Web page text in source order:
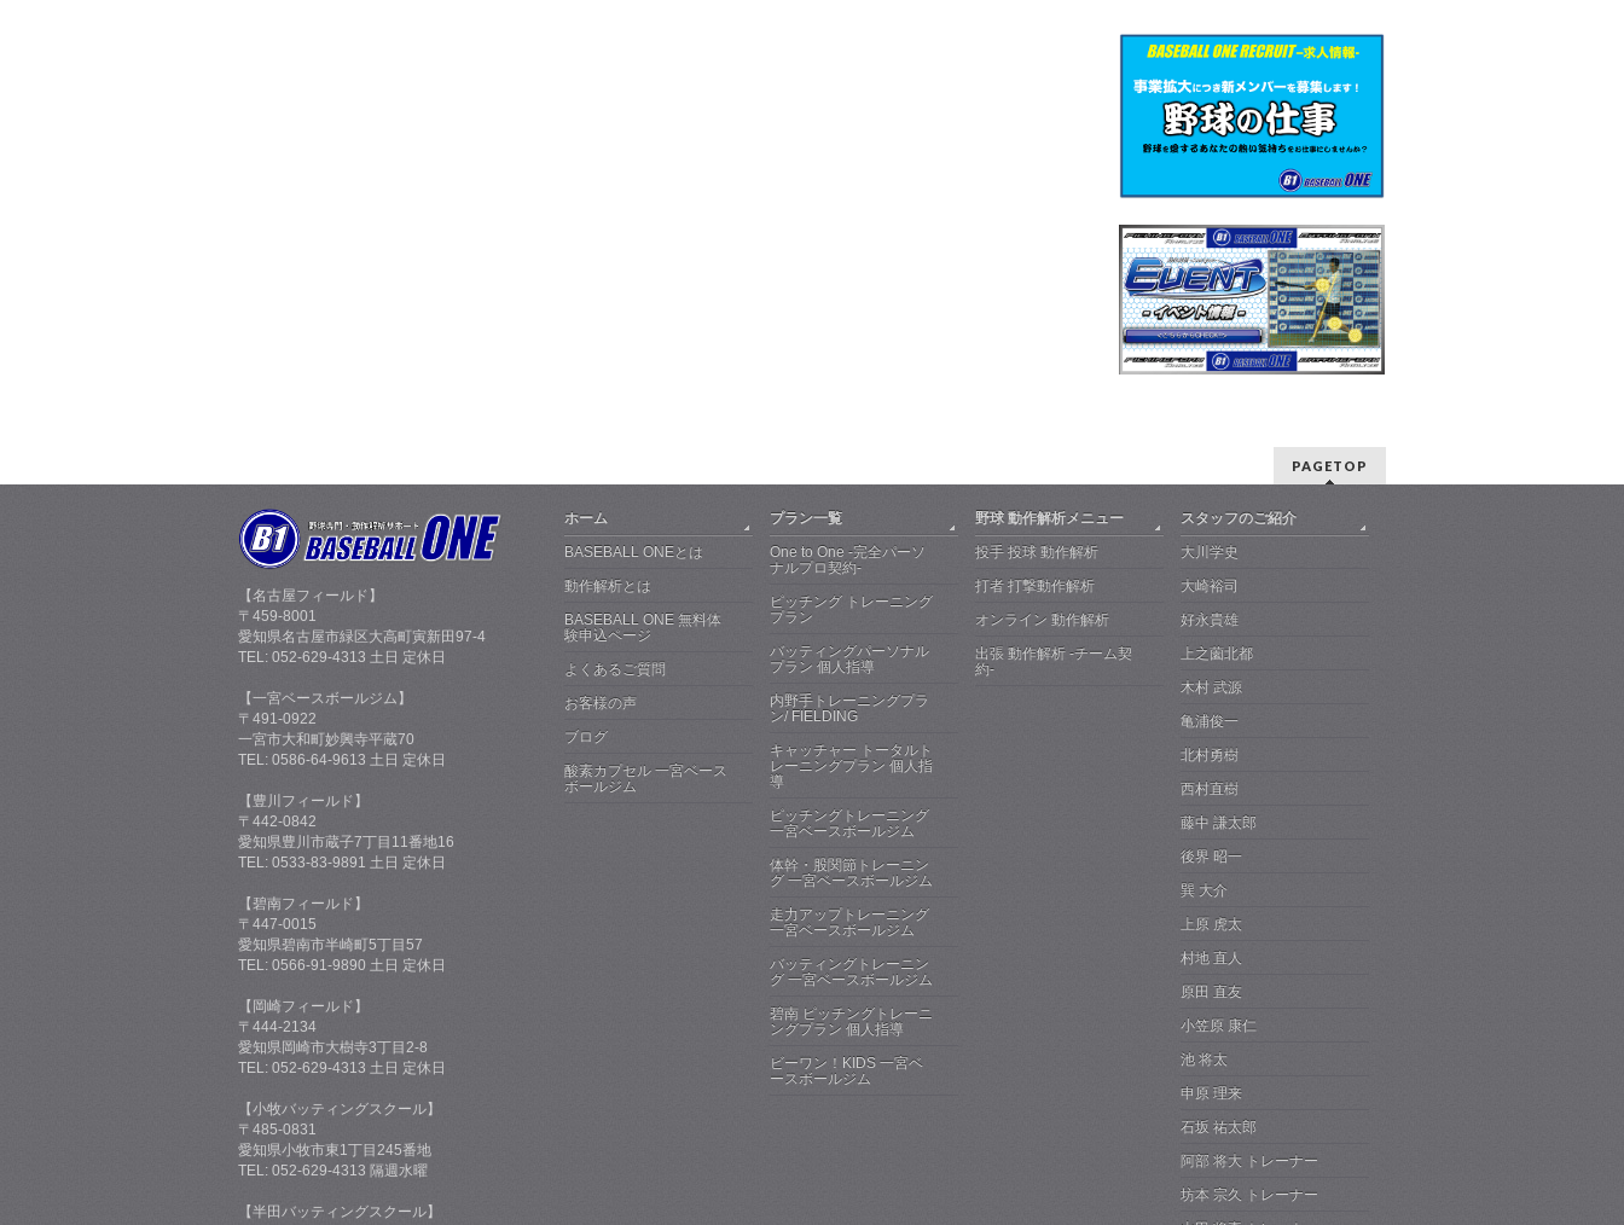
PAGETOP
【名古屋フィールド】
〒459-8001
愛知県名古屋市緑区大高町寅新田97-4
TEL: 052-629-4313 土日 定休日
【一宮ベースボールジム】
〒491-0922
一宮市大和町妙興寺平蔵70
TEL: 0586-64-9613 土日 定休日
【豊川フィールド】
〒442-0842
愛知県豊川市蔵子7丁目11番地16
TEL: 0533-83-9891 土日 定休日
【碧南フィールド】
〒447-0015
愛知県碧南市半崎町5丁目57
TEL: 0566-91-9890 土日 定休日
【岡崎フィールド】
〒444-2134
愛知県岡崎市大樹寺3丁目2-8
TEL: 052-629-4313 土日 定休日
【小牧バッティングスクール】
〒485-0831
愛知県小牧市東1丁目245番地
TEL: 052-629-4313 隔週水曜
【半田バッティングスクール】
ホーム
BASEBALL ONEとは
動作解析とは
BASEBALL ONE 無料体
験申込ページ
よくあるご質問
お客様の声
ブログ
酸素カプセル 一宮ベース
ボールジム
プラン一覧
One to One -完全パーソ
ナルプロ契約-
ピッチング トレーニング
プラン
バッティングパーソナル
プラン 個人指導
内野手トレーニングプラ
ン/ FIELDING
キャッチャー トータルト
レーニングプラン 個人指
導
ピッチングトレーニング
一宮ベースボールジム
体幹・股関節トレーニン
グ 一宮ベースボールジム
走力アップトレーニング
一宮ベースボールジム
バッティングトレーニン
グ 一宮ベースボールジム
碧南 ピッチングトレーニ
ングプラン 個人指導
ビーワン！KIDS 一宮ベ
ースボールジム
野球 動作解析メニュー
投手 投球 動作解析
打者 打撃動作解析
オンライン 動作解析
出張 動作解析 -チーム契
約-
スタッフのご紹介
大川学史
大崎裕司
好永貴雄
上之薗北都
木村 武源
亀浦俊一
北村勇樹
西村直樹
藤中 謙太郎
後界 昭一
巽 大介
上原 虎太
村地 直人
原田 直友
小笠原 康仁
池 将太
申原 理来
石坂 祐太郎
阿部 将大 トレーナー
坊本 宗久 トレーナー